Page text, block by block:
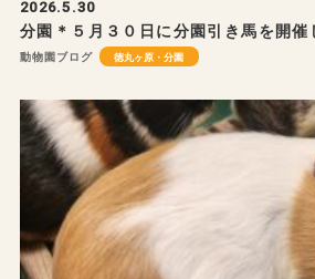
2026.5.30
分園＊５月３０日に分園引き馬を開
動物園ブログ 徳丸ヶ原・分園